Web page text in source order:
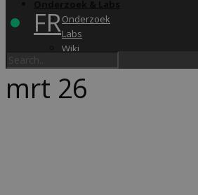
Onderzoek
Labs
Wiki
FR
mrt 26